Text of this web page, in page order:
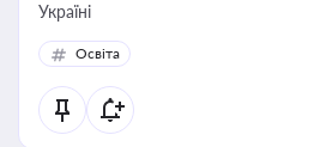
Україні
Освіта